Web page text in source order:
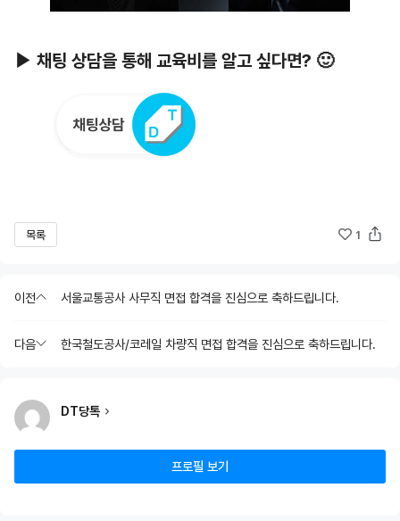
▶ 채팅 상담을 통해 교육비를 알고 싶다면? 🙂
목록 1
이전 서울교통공사 사무직 면접 합격을 진심으로 축하드립니다.
다음 한국철도공사/코레일 차량직 면접 합격을 진심으로 축하드립니다.
DT당톡
프로필 보기